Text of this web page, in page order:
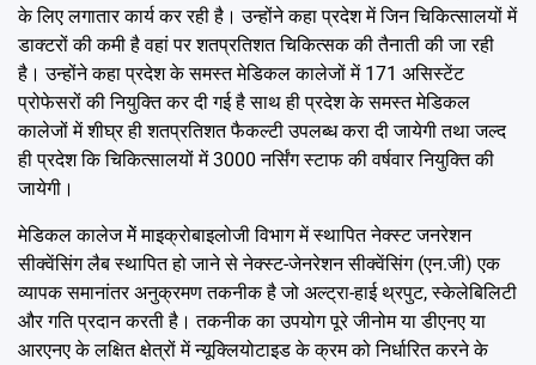
के लिए लगातार कार्य कर रही है। उन्होंने कहा प्रदेश में जिन चिकित्सालयों में
डाक्टरों की कमी है वहां पर शतप्रतिशत चिकित्सक की तैनाती की जा रही
है। उन्होंने कहा प्रदेश के समस्त मेडिकल कालेजों में 171 असिस्टेंट
प्रोफेसरों की नियुक्ति कर दी गई है साथ ही प्रदेश के समस्त मेडिकल
कालेजों में शीघ्र ही शतप्रतिशत फैकल्टी उपलब्ध करा दी जायेगी तथा जल्द
ही प्रदेश कि चिकित्सालयों में 3000 नर्सिंग स्टाफ की वर्षवार नियुक्ति की
जायेगी।
मेडिकल कालेज मेें माइक्रोबाइलोजी विभाग में स्थापित नेक्स्ट जनरेशन
सीक्वेंसिंग लैब स्थापित हो जाने से नेक्स्ट-जेनरेशन सीक्वेंसिंग (एन.जी) एक
व्यापक समानांतर अनुक्रमण तकनीक है जो अल्ट्रा-हाई थ्रपुट, स्केलेबिलिटी
और गति प्रदान करती है। तकनीक का उपयोग पूरे जीनोम या डीएनए या
आरएनए के लक्षित क्षेत्रों में न्यूक्लियोटाइड के क्रम को निर्धारित करने के